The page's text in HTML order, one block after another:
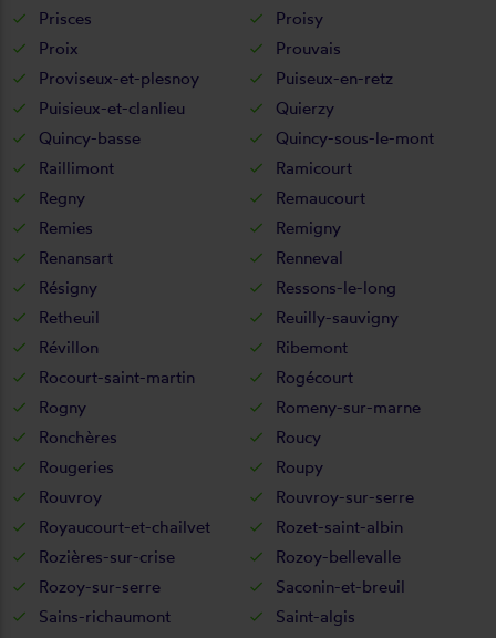
Prisces
Proisy
Proix
Prouvais
Proviseux-et-plesnoy
Puiseux-en-retz
Puisieux-et-clanlieu
Quierzy
Quincy-basse
Quincy-sous-le-mont
Raillimont
Ramicourt
Regny
Remaucourt
Remies
Remigny
Renansart
Renneval
Résigny
Ressons-le-long
Retheuil
Reuilly-sauvigny
Révillon
Ribemont
Rocourt-saint-martin
Rogécourt
Rogny
Romeny-sur-marne
Ronchères
Roucy
Rougeries
Roupy
Rouvroy
Rouvroy-sur-serre
Royaucourt-et-chailvet
Rozet-saint-albin
Rozières-sur-crise
Rozoy-bellevalle
Rozoy-sur-serre
Saconin-et-breuil
Sains-richaumont
Saint-algis